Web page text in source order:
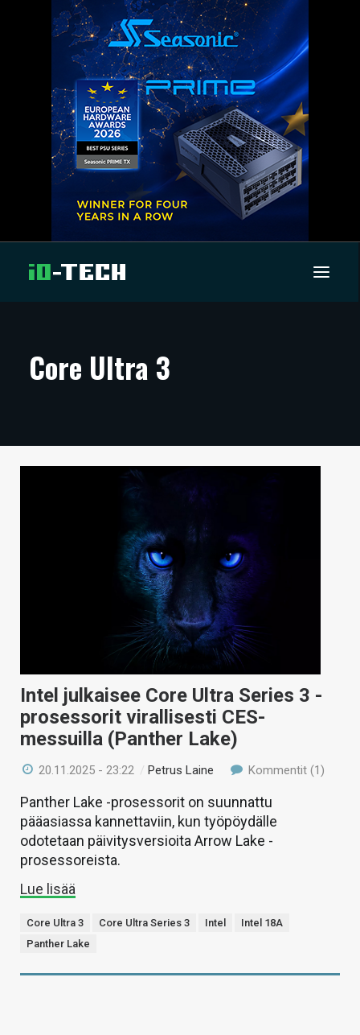
ARTIKKELIT
TECHBBS
Core Ultra 3
Intel julkaisee Core Ultra Series 3 -
prosessorit virallisesti CES-
messuilla (Panther Lake)
20.11.2025 - 23:22 /Petrus Laine Kommentit (1)
Panther Lake -prosessorit on suunnattu
pääasiassa kannettaviin, kun työpöydälle
odotetaan päivitysversioita Arrow Lake -
prosessoreista.
Lue lisää
Core Ultra 3 Core Ultra Series 3 Intel
Intel 18A
Panther Lake